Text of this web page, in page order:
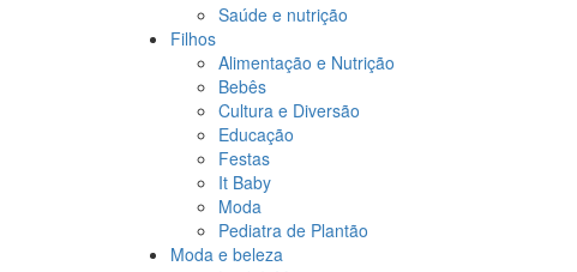
Saúde e nutrição
Filhos
Alimentação e Nutrição
Bebês
Cultura e Diversão
Educação
Festas
It Baby
Moda
Pediatra de Plantão
Moda e beleza